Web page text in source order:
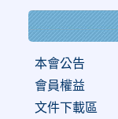
本會公告
會員權益
文件下載區